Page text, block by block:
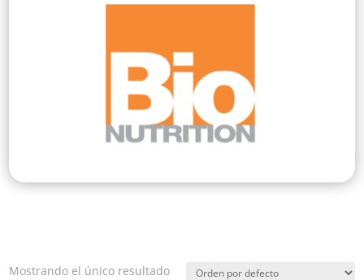
Mostrando el único resultado